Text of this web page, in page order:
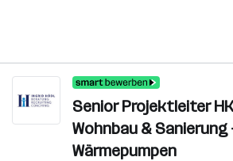
Senior Projektleiter
Wohnbau & Sanierung
Wärmepumpen